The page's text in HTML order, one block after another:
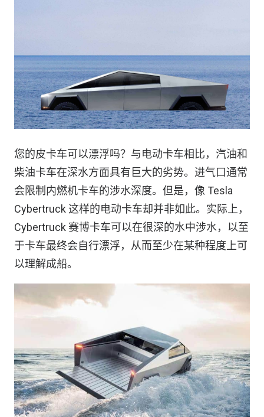
您的皮卡车可以漂浮吗？与电动卡车相比，汽油和
柴油卡车在深水方面具有巨大的劣势。进气口通常
会限制内燃机卡车的涉水深度。但是，像 Tesla
Cyber​​truck 这样的电动卡车却并非如此。实际上，
Cyber​​truck 赛博卡车可以在很深的水中涉水，以至
于卡车最终会自行漂浮，从而至少在某种程度上可
以理解成船。